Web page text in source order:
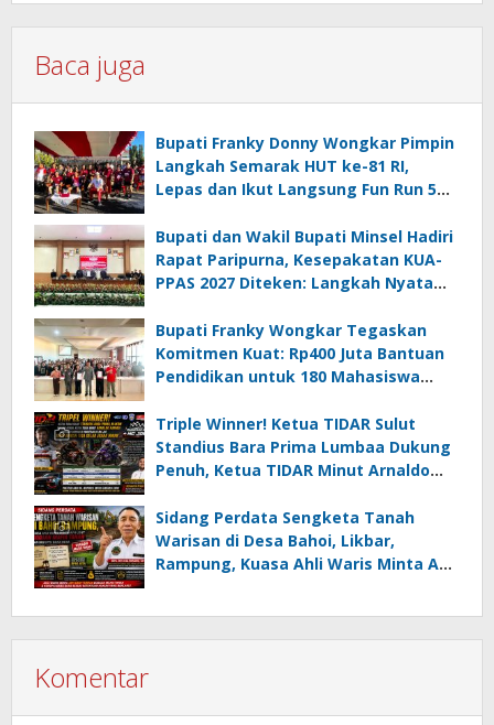
Baca juga
Bupati Franky Donny Wongkar Pimpin
Langkah Semarak HUT ke-81 RI,
Lepas dan Ikut Langsung Fun Run 5
Bupati dan Wakil Bupati Minsel Hadiri
Rapat Paripurna, Kesepakatan KUA-
PPAS 2027 Diteken: Langkah Nyata
Bupati Franky Wongkar Tegaskan
Komitmen Kuat: Rp400 Juta Bantuan
Pendidikan untuk 180 Mahasiswa
Triple Winner! Ketua TIDAR Sulut
Standius Bara Prima Lumbaa Dukung
Penuh, Ketua TIDAR Minut Arnaldo
05 MC JOE Sapu Bersih Tiga Gelar
Juara Umum
Sidang Perdata Sengketa Tanah
Warisan di Desa Bahoi, Likbar,
Rampung, Kuasa Ahli Waris Minta APH
Komentar